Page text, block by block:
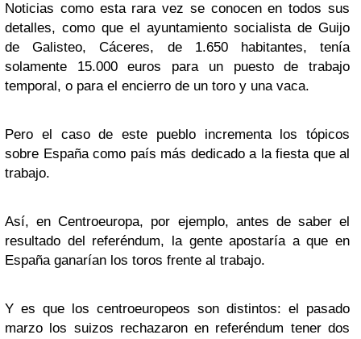
Noticias como esta rara vez se conocen en todos sus
detalles, como que el ayuntamiento socialista de Guijo
de Galisteo, Cáceres, de 1.650 habitantes, tenía
solamente 15.000 euros para un puesto de trabajo
temporal, o para el encierro de un toro y una vaca.
Pero el caso de este pueblo incrementa los tópicos
sobre España como país más dedicado a la fiesta que al
trabajo.
Así, en Centroeuropa, por ejemplo, antes de saber el
resultado del referéndum, la gente apostaría a que en
España ganarían los toros frente al trabajo.
Y es que los centroeuropeos son distintos: el pasado
marzo los suizos rechazaron en referéndum tener dos